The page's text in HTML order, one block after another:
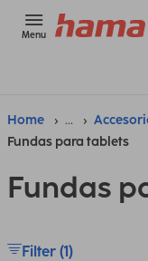
Menu
Home ...
Fundas para tablets
Fundas
Filter (1)